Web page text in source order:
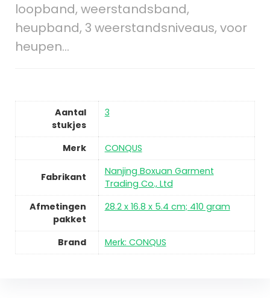
loopband, weerstandsband,
heupband, 3 weerstandsniveaus, voor
heupen…
Aantal
stukjes
3
Merk CONQUS
Fabrikant
Nanjing Boxuan Garment
Trading Co., Ltd
Afmetingen
pakket
28.2 x 16.8 x 5.4 cm; 410 gram
Brand Merk: CONQUS